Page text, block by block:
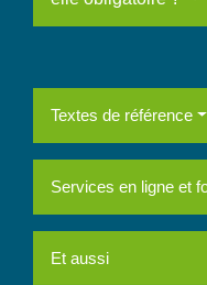
Textes de référence
Services en ligne et
Et aussi